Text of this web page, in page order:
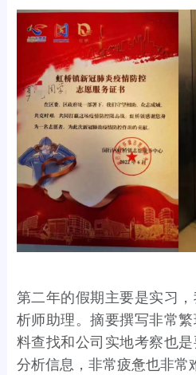
第二年的假期主要是实习
析师助理。摘要撰写非常
料查找和公司实地考察也是
分析信息，非常疲惫也非常